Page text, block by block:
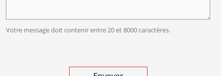
Votre message doit contenir entre 20 et 8000 caractères.